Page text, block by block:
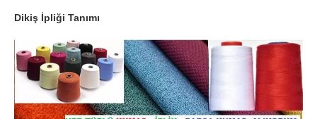
Dikiş İpliği Tanımı